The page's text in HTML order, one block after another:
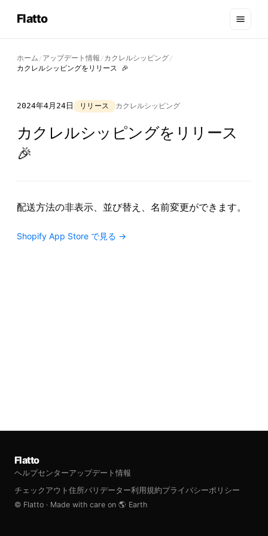
Flatto
ホーム /アップデート情報 /カクレルシッピング/
カクレルシッピングをリリース 🎉
2024年4月24日 リリース カクレルシッピング
カクレルシッピングをリリース
🎉
配送方法の非表示、並び替え、名前変更ができます。
Shopify App Store で見る →
Flatto
ヘルプセンターアップデート情報
チェックアウト住所バリデーター利用規約プライバシーポリシー
© Flatto · Made with care on 🌎 Earth